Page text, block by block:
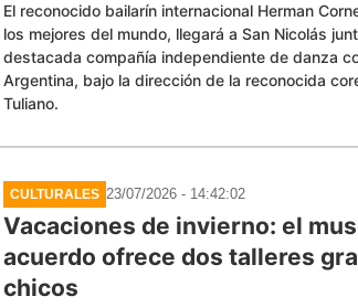
El reconocido bailarín internacional Herman
los mejores del mundo, llegará a San Nicolás
destacada compañía independiente de danza
Argentina, bajo la dirección de la reconocida
Tuliano.
CULTURALES 23/07/2026 - 14:42:02
Vacaciones de invierno: el
acuerdo ofrece dos talleres
chicos